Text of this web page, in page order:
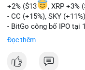
+2% ($13
, XRP +3%
- CC (+15%), SKY
- BitGo công bố IPO tại
- Vitalik Buterin đề xuất
bảo mật và phi tập trung
- Hong Kong phát
tuân thủ nghiêm ngặt
Đọc thêm